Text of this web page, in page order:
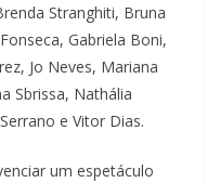
Stranghiti, Bruna
Gabriela Boni,
Jo Neves, Mariana
Sbrissa, Nathália
e Vitor Dias.
um espetáculo